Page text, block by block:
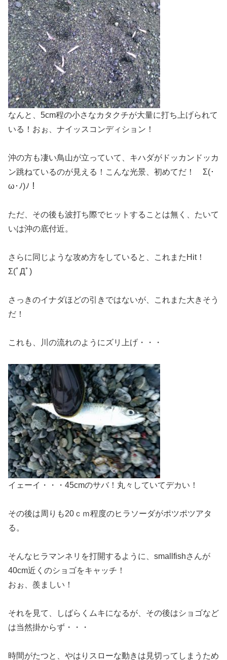
なんと、5cm程の小さなカタクチが大量に打ち上げられて
いる！おぉ、ナイッスコンディション！
沖の方も凄い鳥山が立っていて、キハダがドッカンドッカ
ン跳ねているのが見える！こんな光景、初めてだ！ Σ(･
ω･ﾉ)ﾉ！
ただ、その後も波打ち際でヒットすることは無く、たいて
いは沖の底付近。
さらに同じような攻め方をしていると、これまたHit！
Σ(ﾟДﾟ)
さっきのイナダほどの引きではないが、これまた大きそう
だ！
これも、川の流れのようにズリ上げ・・・
イェーイ・・・45cmのサバ！丸々していてデカい！
その後は周りも20ｃｍ程度のヒラソーダがポツポツアタ
る。
そんなヒラマンネリを打開するように、smallfishさんが
40cm近くのショゴをキャッチ！
おぉ、羨ましい！
それを見て、しばらくムキになるが、その後はショゴなど
は当然掛からず・・・
時間がたつと、やはりスローな動きは見切ってしまうため